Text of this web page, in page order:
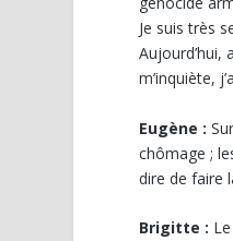
Je suis très
Aujourd’hui,
m’inquiète,
Eugène :
chômage ;
dire de faire
Brigitte :